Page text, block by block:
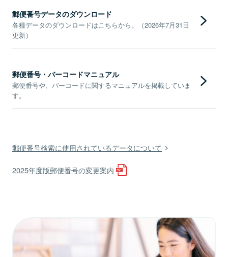
郵便番号データのダウンロード
各種データのダウンロードはこちらから。（2026年7月31日
更新）
郵便番号・バーコードマニュアル
郵便番号や、バーコードに関するマニュアルを掲載していま
す。
郵便番号検索に使用されているデータについて
2025年度版郵便番号の変更案内